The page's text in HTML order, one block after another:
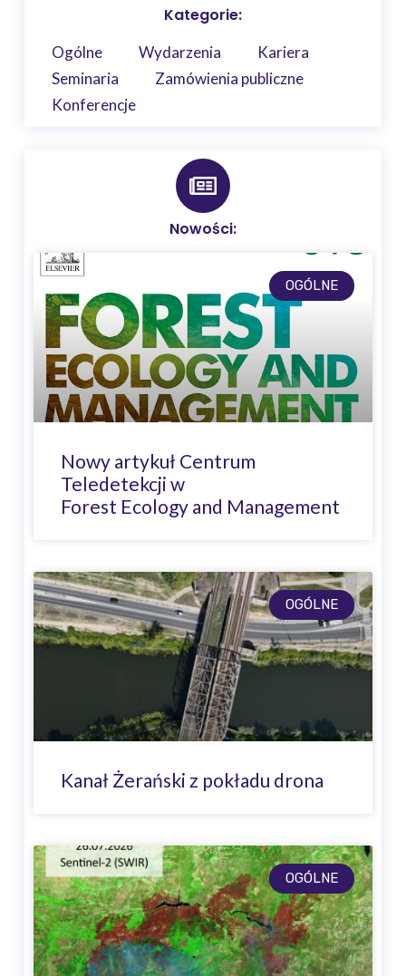
Kategorie:
Ogólne Wydarzenia
Kariera
Seminaria
Zamówienia publiczne
Konferencje
Nowości:
OGÓLNE
Nowy artykuł Centrum
Teledetekcji w
Forest Ecology and Management
OGÓLNE
Kanał Żerański z pokładu drona
OGÓLNE